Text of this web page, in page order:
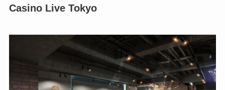
Casino Live Tokyo